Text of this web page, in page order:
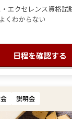
エクセレンス資格試
くわからない
日程を確認する
説明会